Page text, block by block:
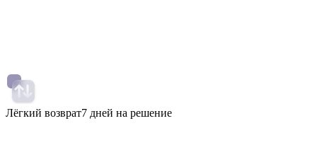
Лёгкий возврат7 дней на решение